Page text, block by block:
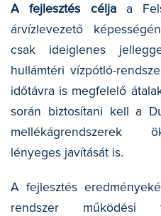
A fejlesztés céljaa
árvízlevezető
csak ideiglenes
hullámtéri vízpótló-
időtávra is megfelelő
során biztosítani kell a
mellékágrendszerek
lényeges javítását is.
A fejlesztés
rendszer működési